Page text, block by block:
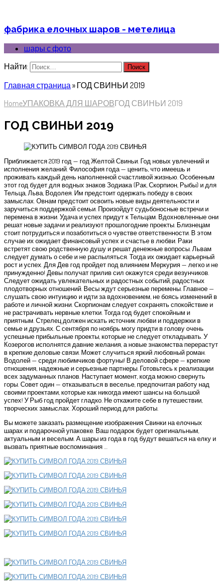
фабрика елочных шаров - метелица
шары с фото
Найти:
Главная страница» ГОД СВИНЬИ 2019
HomeУПАКОВКА ДЛЯ ШАРОВГОД СВИНЬИ 2019
ГОД СВИНЬИ 2019
Приближается 2019 год — год Желтой Свиньи. Год новых увлечений и
исполнения желаний. Философия года — ценить, что имеешь и
проживать каждый день наполненной счастливой жизнью. Особенным
этот год будет для водных знаков Зодиака (Рак, Скорпион, Рыбы) и для
Тельца, Льва, Водолея. Им предстоит одержать победу в своих
замыслах. Овнам предстоит освоить новые виды деятельности и
заручиться поддержкой семьи. Произойдут судьбоносные встречи и
перемена в жизни. Удача и успех придут к Тельцам. Вдохновленные они
решат новые задачи и реализуют прошлогодние проекты. Близнецам
стоит потрудиться и позаботиться о чувстве ответственности. В этом
случае их ожидает финансовый успех и счастье в любви. Раки
встретят свою родственную душу и решат денежные вопросы. Львам
следует думать о себе и не распыляться. Тогда их ожидает карьерный
рост и успех. Для Дев год пройдет под влиянием Меркурия — легко и не
принужденно! Девы получат прилив сил окажутся среди везунчиков.
Следует ожидать увлекательных и радостных событий, радостных
плодотворных отношений. Весы ждут серьезные перемены. Главное —
слушать свою интуицию и идти за вдохновением, не боясь изменений в
работе и личной жизни. Скорпионам следует сохранять спокойствие и
не растрачивать нервные клетки. Тогда год будет спокойным и
приятным. Стрелец должен искать источник любви и поддержки в
семье и друзьях. С сентября по ноябрь могу придти в голову очень
успешные прибыльные проекты, которые не следует откладывать. У
Козерогов исполнятся давние желания, а новые знакомства перерастут
в крепкие деловые связи. Может случиться яркий любовный роман.
Водолей — среди любимчиков фортуны! В деловой сфере — крепкие
отношения, надежные и серьезные партнеры. Готовьтесь к реализации
всех задуманных планов. Наступает момент, когда можно свернуть
горы. Совет один — отказываться в веселье, предпочитая работу над
своими проектами, которые как никогда имеют шансы на большой
успех! У Рыб год пройдет гладко. Не откажите себе в путешествии,
творческих замыслах. Хороший период для работы.
Вы можете заказать размещение изображения Свинки на елочных
шарах и подарочной упаковке. Ваш подарок будет оригинальным,
актуальным и веселым. А шары из года в год будут вешаться на елку и
вызвать приятные воспоминания …